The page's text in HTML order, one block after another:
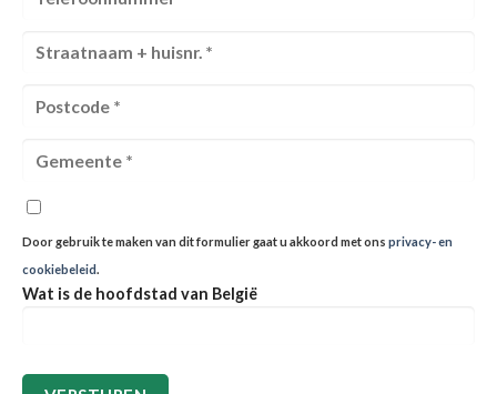
Door gebruik te maken van dit formulier gaat u akkoord met ons privacy- en
cookiebeleid.
Wat is de hoofdstad van België